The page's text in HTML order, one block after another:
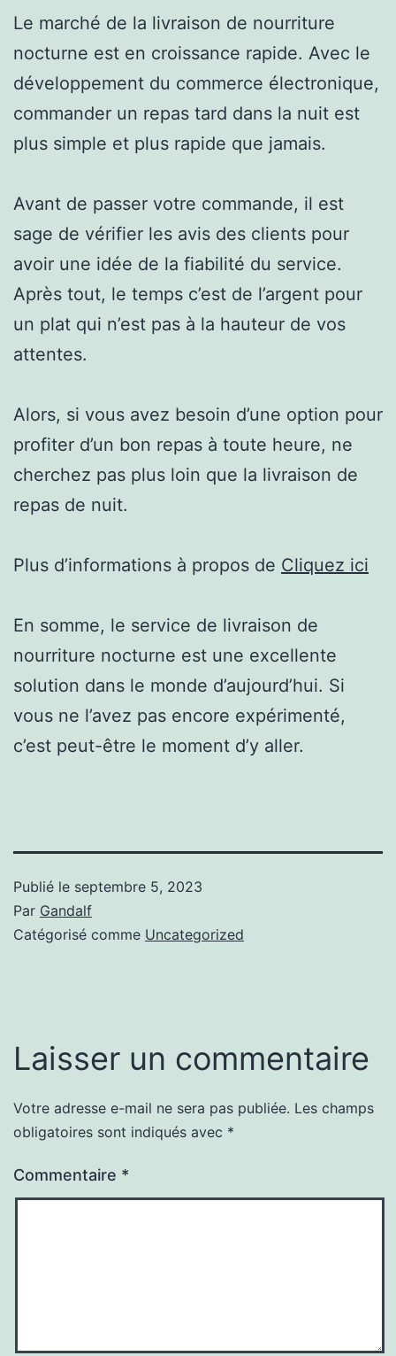
Le marché de la livraison de nourriture
nocturne est en croissance rapide. Avec le
développement du commerce électronique,
commander un repas tard dans la nuit est
plus simple et plus rapide que jamais.
Avant de passer votre commande, il est
sage de vérifier les avis des clients pour
avoir une idée de la fiabilité du service.
Après tout, le temps c’est de l’argent pour
un plat qui n’est pas à la hauteur de vos
attentes.
Alors, si vous avez besoin d’une option pour
profiter d’un bon repas à toute heure, ne
cherchez pas plus loin que la livraison de
repas de nuit.
Plus d’informations à propos de Cliquez ici
En somme, le service de livraison de
nourriture nocturne est une excellente
solution dans le monde d’aujourd’hui. Si
vous ne l’avez pas encore expérimenté,
c’est peut-être le moment d’y aller.
Publié le septembre 5, 2023
Par Gandalf
Catégorisé comme Uncategorized
Laisser un commentaire
Votre adresse e-mail ne sera pas publiée. Les champs
obligatoires sont indiqués avec *
Commentaire *